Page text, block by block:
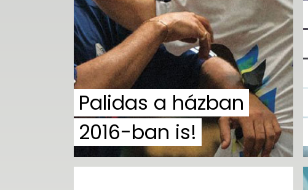
Palidas a házban
2016-ban is!